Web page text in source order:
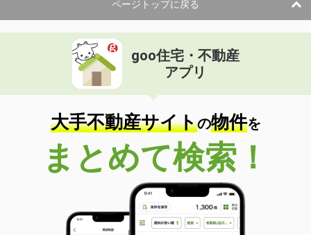
ページトップに戻る
goo住宅・不動産
アプリ
大手不動産サイトの物件を
まとめて検索！